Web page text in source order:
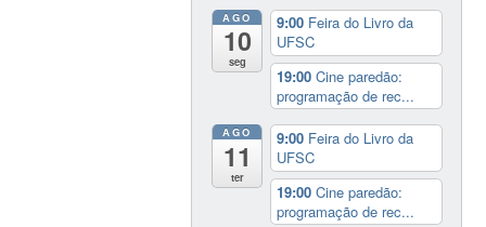
AGO
10
seg
9:00 Feira do Livro da
UFSC
19:00Cine paredão:
programação de rec...
AGO
11
ter
9:00 Feira do Livro da
UFSC
19:00Cine paredão:
programação de rec...